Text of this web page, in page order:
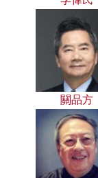
關品方